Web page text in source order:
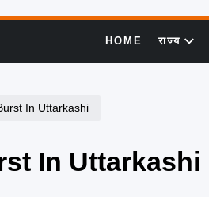
HOME राज्य
In Uttarkashi
In Uttarkashi